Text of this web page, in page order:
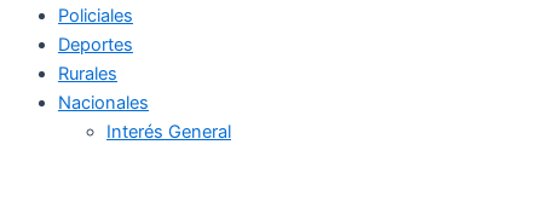
Policiales
Deportes
Rurales
Nacionales
Interés General